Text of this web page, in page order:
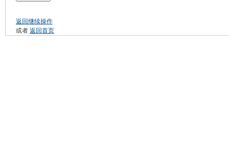
返回继续操作
或者 返回首页